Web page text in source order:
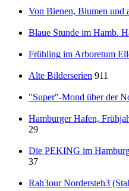
Von Bienen, Blumen und
Blaue Stunde im Hamb.
Frühling im Arboretum
Alte Bilderserien 911
"Super"-Mond über der
Hamburger Hafen,
29
Die PEKING im
37
Rah3our Nordersteh3